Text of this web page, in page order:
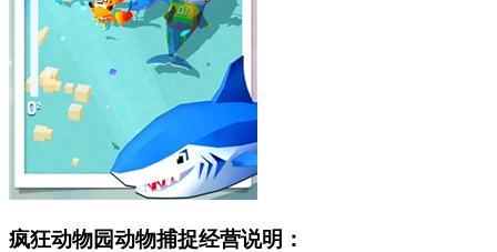
疯狂动物园动物捕捉经营说明：